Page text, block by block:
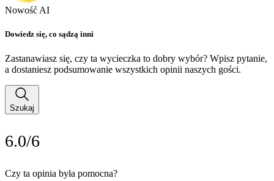
Nowość AI
Dowiedz się, co sądzą inni
Zastanawiasz się, czy ta wycieczka to dobry wybór? Wpisz pytanie,
a dostaniesz podsumowanie wszystkich opinii naszych gości.
Szukaj
6.0/6
Czy ta opinia była pomocna?